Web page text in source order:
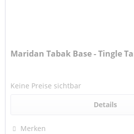
Maridan Tabak Base - Tingle
Keine Preise sichtbar
Details
Merken